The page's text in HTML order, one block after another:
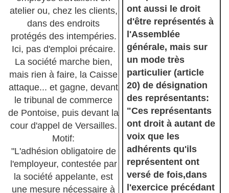
ont aussi le droit
d'être représentés à
l'Assemblée
générale, mais sur
un mode très
particulier (article
20) de désignation
des représentants:
"Ces représentants
ont droit à autant de
voix que les
adhérents qu'ils
représentent ont
versé de fois,dans
l'exercice précédant
atelier ou, chez les clients,
dans des endroits
protégés des intempéries.
Ici, pas d'emploi précaire.
La société marche bien,
mais rien à faire, la Caisse
attaque... et gagne, devant
le tribunal de commerce
de Pontoise, puis devant la
cour d'appel de Versailles.
Motif:
"L'adhésion obligatoire de
l'employeur, contestée par
la société appelante, est
une mesure nécessaire à